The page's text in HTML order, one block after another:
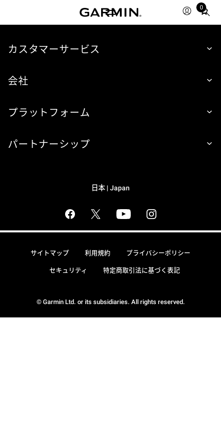
0
Total
カスタマーサービス
会社
プラットフォーム
パートナーシップ
日本 | Japan
© Garmin Ltd. or its subsidiaries. All rights reserved.
サイトマップ 利用規約 プライバシーポリシー
セキュリティ 特定商取引法に基づく表記